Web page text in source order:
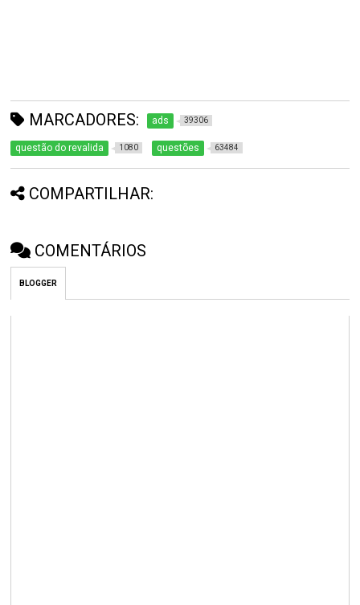
MARCADORES: ads 39306
questão do revalida 1080 questões 63484
COMPARTILHAR:
COMENTÁRIOS
BLOGGER